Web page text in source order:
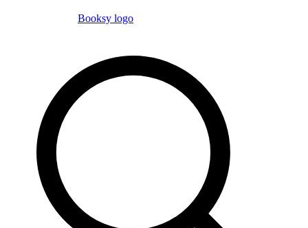
Booksy logo